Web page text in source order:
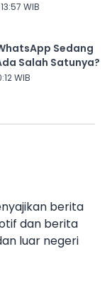
WIB
Sedang
Salah Satunya?
WIB
berita
dan berita
luar negeri